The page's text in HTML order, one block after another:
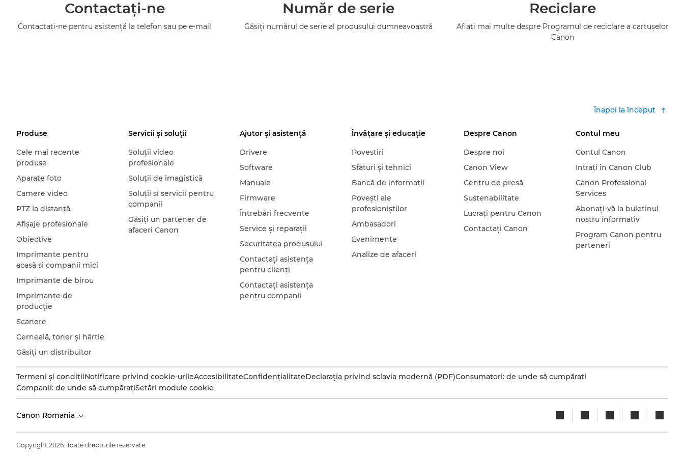
Contactaţi-ne
Contactaţi-ne pentru asistenţă la telefon sau pe e-mail
Număr de serie
Găsiţi numărul de serie al produsului dumneavoastră
Reciclare
Aflaţi mai multe despre Programul de reciclare a cartuşelor
Canon
Înapoi la început
Produse
Cele mai recente
produse
Aparate foto
Camere video
PTZ la distanţă
Afişaje profesionale
Obiective
Imprimante pentru
acasă şi companii mici
Imprimante de birou
Imprimante de
producţie
Scanere
Cerneală, toner şi hârtie
Găsiţi un distribuitor
Servicii şi soluţii
Soluţii video
profesionale
Soluţii de imagistică
Soluţii şi servicii pentru
companii
Găsiţi un partener de
afaceri Canon
Ajutor şi asistenţă
Drivere
Software
Manuale
Firmware
Întrebări frecvente
Service şi reparaţii
Securitatea produsului
Contactaţi asistenţa
pentru clienţi
Contactaţi asistenţa
pentru companii
Învăţare şi educaţie
Povestiri
Sfaturi şi tehnici
Bancă de informaţii
Poveşti ale
profesioniştilor
Ambasadori
Evenimente
Analize de afaceri
Despre Canon
Despre noi
Canon View
Centru de presă
Sustenabilitate
Lucraţi pentru Canon
Contactaţi Canon
Contul meu
Contul Canon
Intraţi în Canon Club
Canon Professional
Services
Abonaţi-vă la buletinul
nostru informativ
Program Canon pentru
parteneri
Termeni şi condiţiiNotificare privind cookie-urileAccesibilitateConfidenţialitateDeclaraţia privind sclavia modernă (PDF)Consumatori: de unde să cumpăraţi
Companii: de unde să cumpăraţiSetări module cookie
Canon Romania
Copyright 2026. Toate drepturile rezervate.